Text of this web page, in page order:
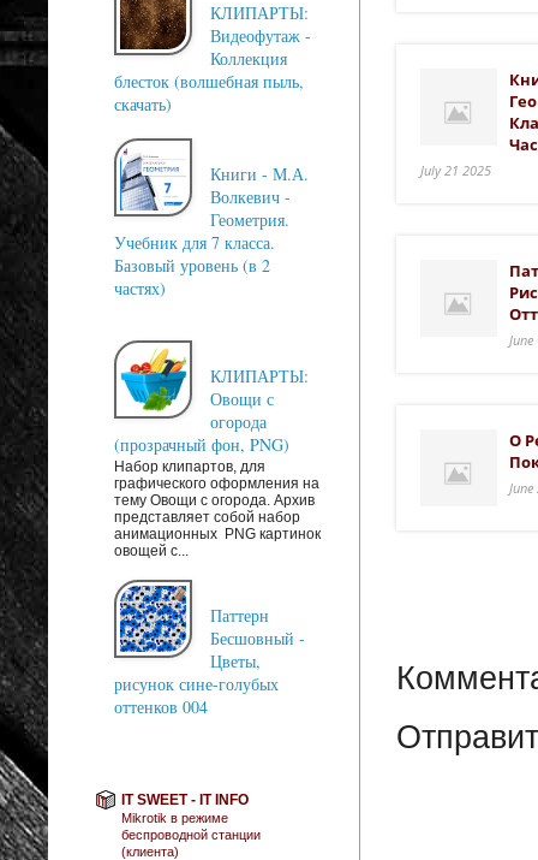
July 21 2025
О
КЛИПАРТЫ:
Видеофутаж -
Коллекция
блесток (волшебная пыль,
скачать)
Книги - М.А.
Волкевич -
Геометрия.
Учебник для 7 класса.
Базовый уровень (в 2
частях)
КЛИПАРТЫ:
Овощи с
огорода
(прозрачный фон, PNG)
Набор клипартов, для
графического оформления на
тему Овощи с огорода. Архив
представляет собой набор
анимационных PNG картинок
овощей с...
Паттерн
Бесшовный -
Цветы,
рисунок сине-голубых
оттенков 004
IT SWEET - IT INFO
Mikrotik в режиме
беспроводной станции
(клиента)